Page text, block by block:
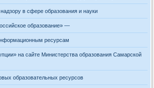
в сфере образования и науки
образование» —
ресурсам
на сайте Министерства образования Самарской
образовательных ресурсов